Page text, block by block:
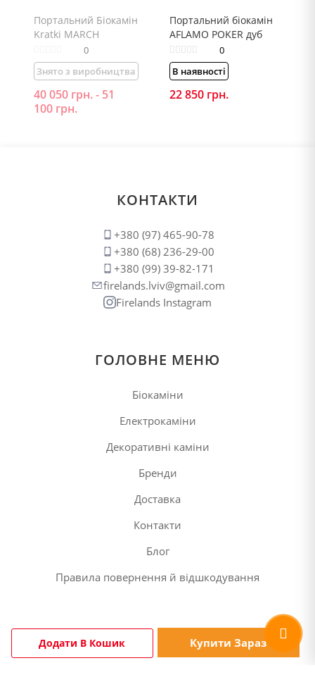
Додати В Кошик Купити Зараз
Портальний Біокамін
Kratki MARCH
0
Знято з виробництва
40 050 грн.- 51
100 грн.
Портальний біокамін
AFLAMO POKER дуб
0
В наявності
22 850 грн.
КОНТАКТИ
+380 (97) 465-90-78
+380 (68) 236-29-00
+380 (99) 39-82-171
firelands.lviv@gmail.com
Firelands Instagram
ГОЛОВНЕ МЕНЮ
Біокаміни
Електрокаміни
Декоративні каміни
Бренди
Доставка
Контакти
Блог
Правила повернення й відшкодування